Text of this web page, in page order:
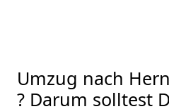
Umzug nach
? Darum solltest